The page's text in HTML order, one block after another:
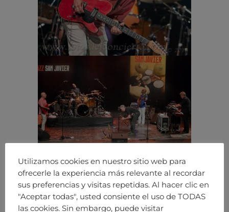
Utilizamos cookies en nuestro sitio web para
ofrecerle la experiencia más relevante al recordar
sus preferencias y visitas repetidas. Al hacer clic en
"Aceptar todas", usted consiente el uso de TODAS
las cookies. Sin embargo, puede visitar